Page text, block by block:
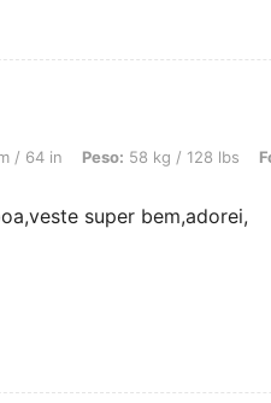
58 kg / 128 lbs, Formato do
/ 64 in Peso: 58 kg / 128 lbs
super bem,adorei,